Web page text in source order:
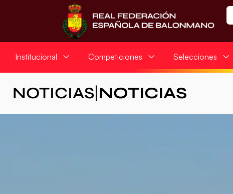
Institucional Competiciones Selecciones
NOTICIAS NOTICIAS